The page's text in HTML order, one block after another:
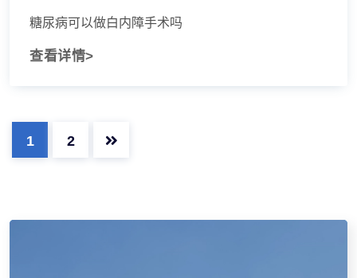
糖尿病可以做白内障手术吗
查看详情>
1 2